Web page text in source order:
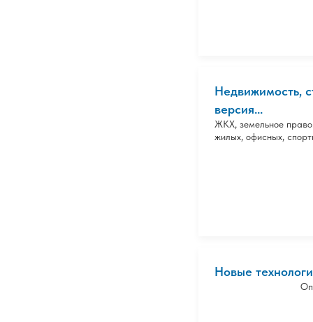
Недвижимость,
версия...
ЖКХ, земельное
жилых, офисных,
Новые